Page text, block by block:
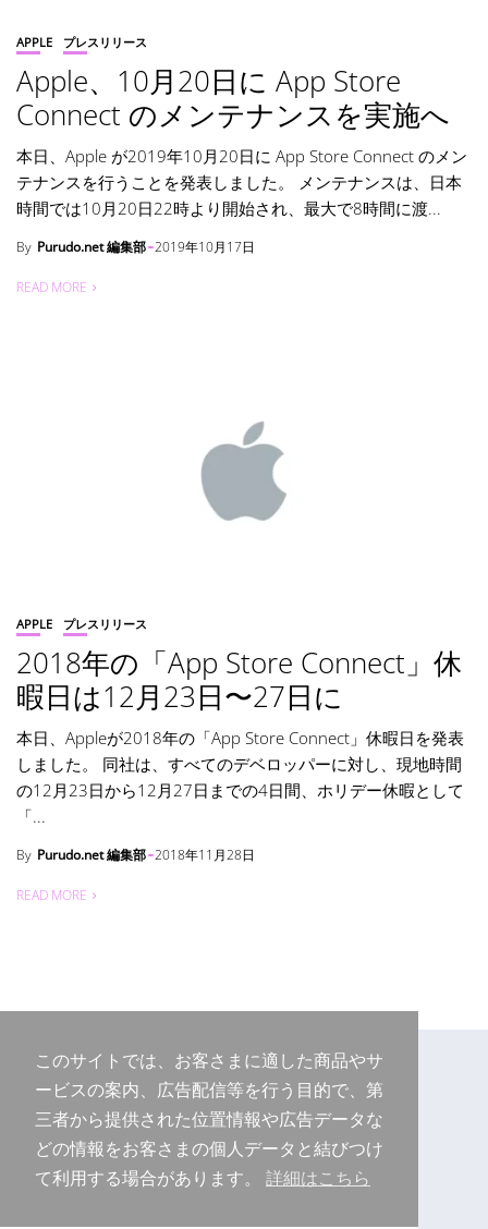
APPLE プレスリリース
Apple、10月20日に App Store
Connect のメンテナンスを実施へ
本日、Apple が2019年10月20日に App Store Connect のメン
テナンスを行うことを発表しました。 メンテナンスは、日本
時間では10月20日22時より開始され、最大で8時間に渡...
By Purudo.net 編集部 2019年10月17日
READ MORE
APPLE プレスリリース
2018年の「App Store Connect」休
暇日は12月23日〜27日に
本日、Appleが2018年の「App Store Connect」休暇日を発表
しました。 同社は、すべてのデベロッパーに対し、現地時間
の12月23日から12月27日までの4日間、ホリデー休暇として
「...
By Purudo.net 編集部 2018年11月28日
READ MORE
このサイトでは、お客さまに適した商品やサ
ービスの案内、広告配信等を行う目的で、第
三者から提供された位置情報や広告データな
どの情報をお客さまの個人データと結びつけ
て利用する場合があります。 詳細はこちら